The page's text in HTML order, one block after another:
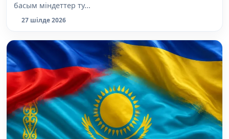
басым міндеттер ту...
27 шілде 2026